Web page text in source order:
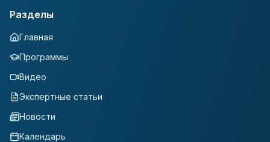
Разделы
Главная
Программы
Видео
Экспертные статьи
Новости
Календарь